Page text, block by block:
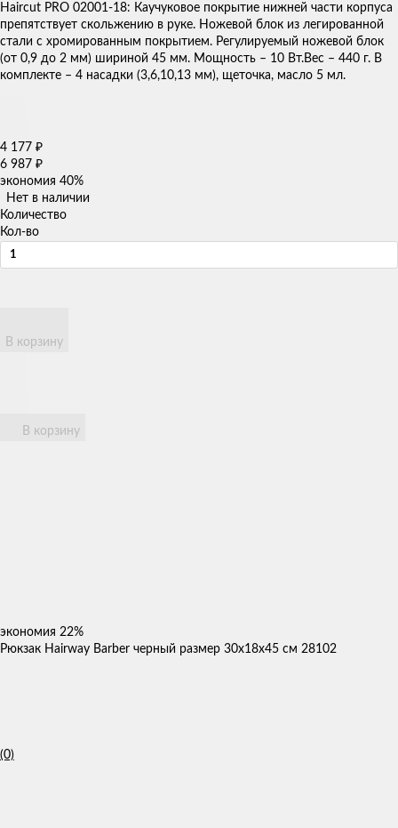
Haircut PRO 02001-18: Каучуковое покрытие нижней части корпуса
препятствует скольжению в руке. Ножевой блок из легированной
стали с хромированным покрытием. Регулируемый ножевой блок
(от 0,9 до 2 мм) шириной 45 мм. Мощность – 10 Вт.Вес – 440 г. В
комплекте – 4 насадки (3,6,10,13 мм), щеточка, масло 5 мл.
4 177 ₽
6 987 ₽
экономия 40%
Нет в наличии
Количество
Кол-во
В корзину
В корзину
экономия 22%
Рюкзак Hairway Barber черный размер 30х18х45 см 28102
(0)